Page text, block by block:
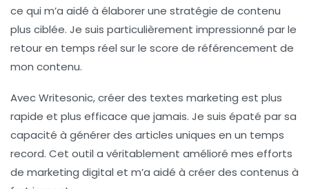
ce qui m’a aidé à élaborer une stratégie de contenu
plus ciblée. Je suis particulièrement impressionné par le
retour en temps réel sur le score de référencement de
mon contenu.
AvecWritesonic, créer des textes marketing est plus
rapide et plus efficace que jamais. Je suis épaté par sa
capacité à générer des articles uniques en un temps
record. Cet outil a véritablement amélioré mes efforts
de marketing digital et m’a aidé à créer des contenus à